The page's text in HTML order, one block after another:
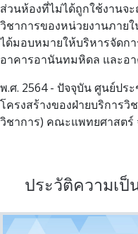
ส่วนห้องที่ไม่ได้ถูกใช้งานจ
วิชาการของหน่วยงานภาย
ได้มอบหมายให้บริหารจัดก
อาคารอานันทมหิดล และอ
พ.ศ. 2564 - ปัจจุบัน ศูนย์ปร
โครงสร้างของฝ่ายบริการ
วิชาการ) คณะแพทยศาสต
ประวัติความเ